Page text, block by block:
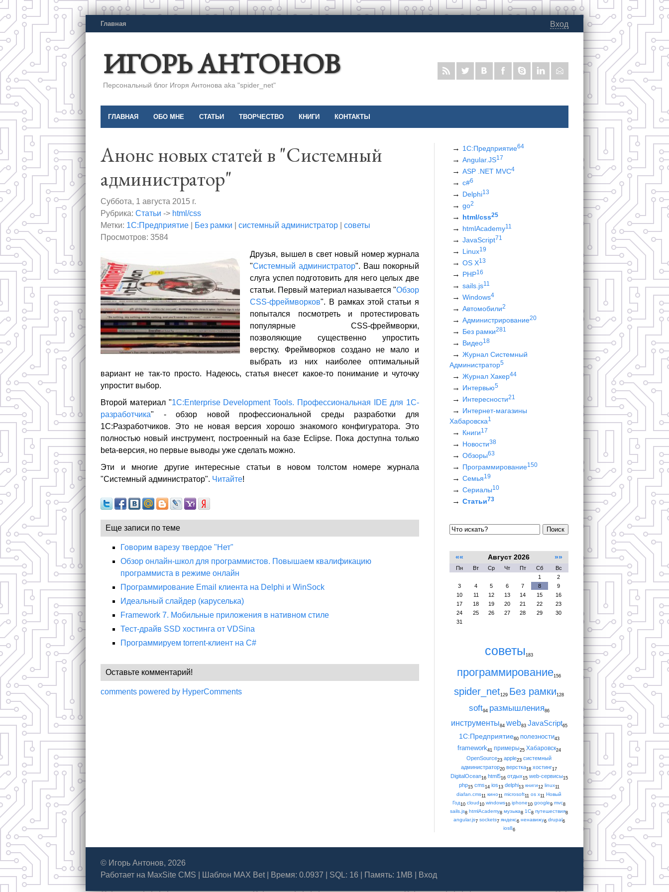
Главная Вход
ИГОРЬ АНТОНОВ
Персональный блог Игоря Антонова aka "spider_net"
ГЛАВНАЯ ОБО МНЕ СТАТЬИ ТВОРЧЕСТВО КНИГИ КОНТАКТЫ
Анонс новых статей в "Системный
администратор"
Суббота, 1 августа 2015 г.
Рубрика: Статьи -> html/css
Метки: 1С:Предприятие Без рамки системный администратор
советы
Просмотров: 3584
Друзья, вышел в свет новый номер журнала
"Системный администратор". Ваш покорный
слуга успел подготовить для него целых две
статьи. Первый материал называется "Обзор
CSS-фреймворков". В рамках этой статьи я
попытался посмотреть и протестировать
популярные CSS-фреймворки,
позволяющие существенно упростить
верстку. Фреймворков создано не мало и
выбрать из них наиболее оптимальный
вариант не так-то просто. Надеюсь, статья внесет какое-то понимание и чуточку
упростит выбор.
Второй материал "1C:Enterprise Development Tools. Профессиональная IDE для 1С-
разработчика" - обзор новой профессиональной среды разработки для
1С:Разработчиков. Это не новая версия хорошо знакомого конфигуратора. Это
полностью новый инструмент, построенный на базе Eclipse. Пока доступна только
beta-версия, но первые выводы уже сделать можно.
Эти и многие другие интересные статьи в новом толстом номере журнала
"Системный администратор". Читайте!
Еще записи по теме
Говорим варезу твердое "Нет"
Обзор онлайн-школ для программистов. Повышаем квалификацию
программиста в режиме онлайн
Программирование Email клиента на Delphi и WinSock
Идеальный слайдер (каруселька)
Framework 7. Мобильные приложения в нативном стиле
Тест-драйв SSD хостинга от VDSina
Программируем torrent-клиент на C#
Оставьте комментарий!
comments powered by HyperComments
1С:Предприятие64
Angular.JS17
ASP .NET MVC4
c#6
Delphi13
go2
html/css25
htmlAcademy11
JavaScript71
Linux19
OS X13
PHP16
sails.js11
Windows4
Автомобили2
Администрирование20
Без рамки281
Видео18
Журнал Системный
Администратор5
Журнал Хакер44
Интервью5
Интересности21
Интернет-магазины
Хабаровска1
Книги17
Новости38
Обзоры63
Программирование150
Семья19
Сериалы10
Статьи73
Поиск
«« Август 2026 »»
Пн Вт Ср Чт Пт Сб
Вс
1
2
3
4 5 6 7 8
9
10
11 12 13 14 15
16
17
18 19 20 21 22
23
24
25 26 27 28 29
30
31
советы183
программирование156
spider_net129 Без рамки128
soft94 размышления86
инструменты84 web83 JavaScript65
1С:Предприятие60 полезности43
framework41 примеры25 Хабаровск24
OpenSource23 apple23 системный
администратор20 верстка18 хостинг17
DigitalOcean16 html516 отдых15 web-сервисы15
php15 cms14 ios13 delphi13 книги12 linux11
diafan.cms11 кино11 microsoft11 os x11 Новый
Год10 cloud10 windows10 iphone10 google9 mvc8
sails.js8 htmlAcademy8 музыка8 1С8 путешествия8
angular.js7 sockets7 яндекс6 ненавижу6 drupal6
ios86
© Игорь Антонов, 2026
Работает на MaxSite CMS Шаблон MAX Bet| Время: 0.0937 | SQL: 16 | Память: 1MB Вход